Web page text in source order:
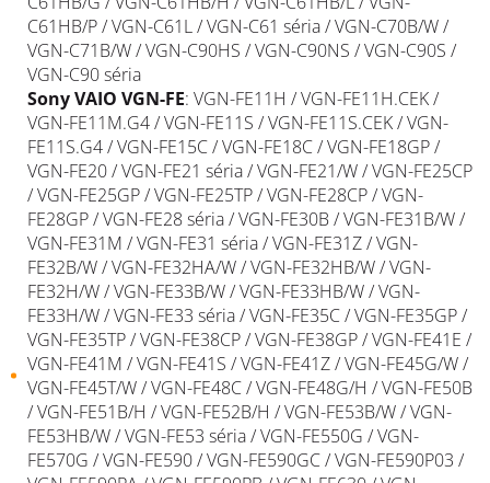
C61HB/P / VGN-C61L / VGN-C61 séria / VGN-C70B/W /
VGN-C71B/W / VGN-C90HS / VGN-C90NS / VGN-C90S /
VGN-C90 séria
SonyVAIO VGN-FE: VGN-FE11H / VGN-FE11H.CEK/
VGN-FE11M.G4 / VGN-FE11S / VGN-FE11S.CEK/ VGN-
FE11S.G4 / VGN-FE15C / VGN-FE18C / VGN-FE18GP /
VGN-FE20 / VGN-FE21 séria / VGN-FE21/W / VGN-FE25CP
/ VGN-FE25GP / VGN-FE25TP / VGN-FE28CP / VGN-
FE28GP / VGN-FE28 séria / VGN-FE30B / VGN-FE31B/W /
VGN-FE31M / VGN-FE31 séria / VGN-FE31Z / VGN-
FE32B/W / VGN-FE32HA/W / VGN-FE32HB/W / VGN-
FE32H/W / VGN-FE33B/W / VGN-FE33HB/W / VGN-
FE33H/W / VGN-FE33 séria / VGN-FE35C / VGN-FE35GP /
VGN-FE35TP / VGN-FE38CP / VGN-FE38GP / VGN-FE41E /
VGN-FE41M / VGN-FE41S / VGN-FE41Z / VGN-FE45G/W /
VGN-FE45T/W / VGN-FE48C / VGN-FE48G/H / VGN-FE50B
/ VGN-FE51B/H / VGN-FE52B/H / VGN-FE53B/W / VGN-
FE53HB/W / VGN-FE53 séria / VGN-FE550G / VGN-
FE570G / VGN-FE590 / VGN-FE590GC / VGN-FE590P03 /